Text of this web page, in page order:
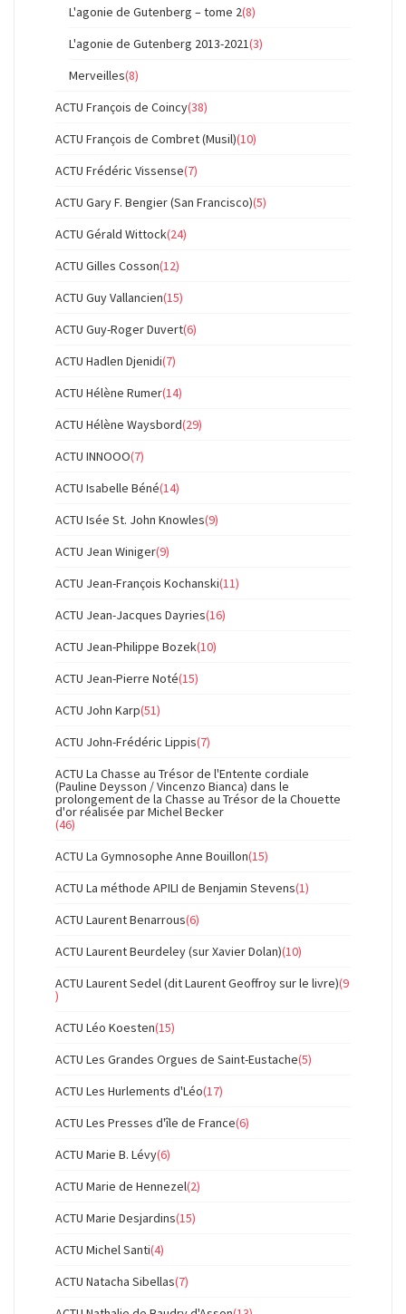
L'agonie de Gutenberg – tome 2(8)
L'agonie de Gutenberg 2013-2021(3)
Merveilles(8)
ACTU François de Coincy(38)
ACTU François de Combret (Musil)(10)
ACTU Frédéric Vissense(7)
ACTU Gary F. Bengier (San Francisco)(5)
ACTU Gérald Wittock(24)
ACTU Gilles Cosson(12)
ACTU Guy Vallancien(15)
ACTU Guy-Roger Duvert(6)
ACTU Hadlen Djenidi(7)
ACTU Hélène Rumer(14)
ACTU Hélène Waysbord(29)
ACTU INNOOO(7)
ACTU Isabelle Béné(14)
ACTU Isée St. John Knowles(9)
ACTU Jean Winiger(9)
ACTU Jean-François Kochanski(11)
ACTU Jean-Jacques Dayries(16)
ACTU Jean-Philippe Bozek(10)
ACTU Jean-Pierre Noté(15)
ACTU John Karp(51)
ACTU John-Frédéric Lippis(7)
ACTU La Chasse au Trésor de l'Entente cordiale
(Pauline Deysson / Vincenzo Bianca) dans le
prolongement de la Chasse au Trésor de la Chouette
d'or réalisée par Michel Becker
(46)
ACTU La Gymnosophe Anne Bouillon(15)
ACTU La méthode APILI de Benjamin Stevens(1)
ACTU Laurent Benarrous(6)
ACTU Laurent Beurdeley (sur Xavier Dolan)(10)
ACTU Laurent Sedel (dit Laurent Geoffroy sur le livre)(9
)
ACTU Léo Koesten(15)
ACTU Les Grandes Orgues de Saint-Eustache(5)
ACTU Les Hurlements d'Léo(17)
ACTU Les Presses d'île de France(6)
ACTU Marie B. Lévy(6)
ACTU Marie de Hennezel(2)
ACTU Marie Desjardins(15)
ACTU Michel Santi(4)
ACTU Natacha Sibellas(7)